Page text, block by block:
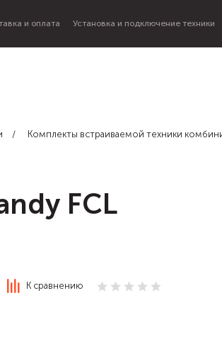
и оплата Установка и подключение техники
Комплекты встраиваемой техники
FCL
К сравнению